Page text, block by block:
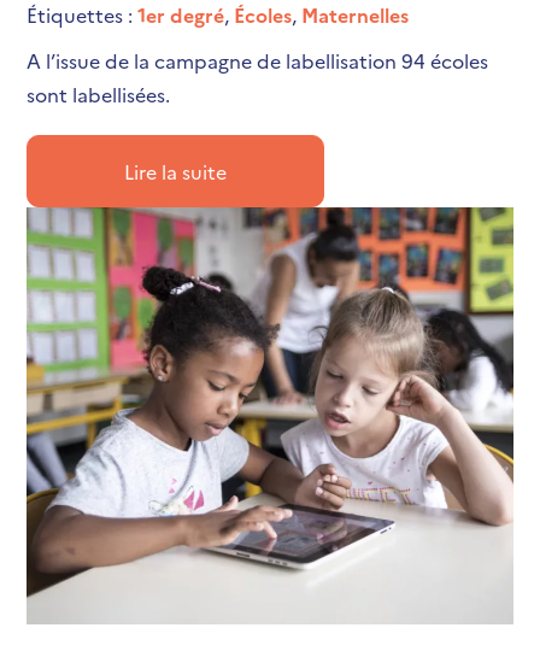
Étiquettes :1er degré, Écoles, Maternelles
A l’issue de la campagne de labellisation 94 écoles
sont labellisées.
Lire la suite